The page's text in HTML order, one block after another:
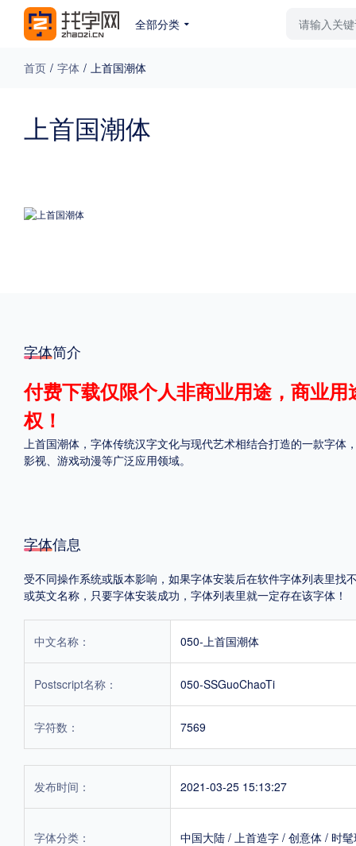
全部分类
免费下载 收费下载
格式
.TTF
POP字体下载 字库打包下载 海报素材下载
字体新闻 字体程序 字体人物
首页 / 字体 / 上首国潮体
上首国潮体
字体简介
付费下载仅限个人非商业用途，商业
权！
上首国潮体，字体传统汉字文化与现代艺术相结合打造的一款字
影视、游戏动漫等广泛应用领域。
字体信息
受不同操作系统或版本影响，如果字体安装后在软件字体列表里
或英文名称，只要字体安装成功，字体列表里就一定存在该字体！
中文名称： 050-上首国潮体
Postscript名称： 050-SSGuoChaoTi
字符数： 7569
发布时间： 2021-03-25 15:13:27
字体分类： 中国大陆 / 上首造字 / 创意体 / 时